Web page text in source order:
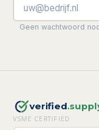
Geen wachtwoord
verified
VSME CERTIFIED